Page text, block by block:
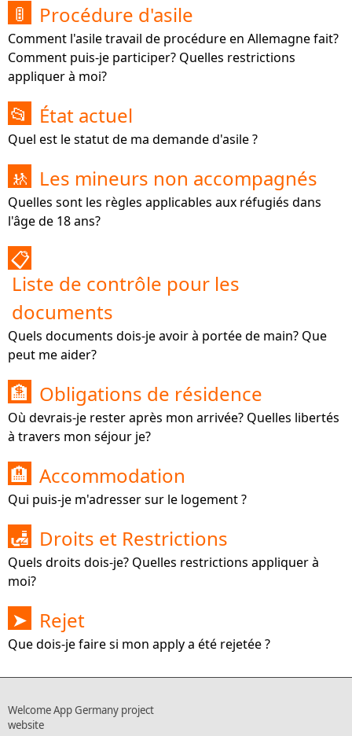
🚦 Procédure d'asile
Comment l'asile travail de procédure en Allemagne fait?
Comment puis-je participer? Quelles restrictions
appliquer à moi?
📂 État actuel
Quel est le statut de ma demande d'asile ?
🚸 Les mineurs non accompagnés
Quelles sont les règles applicables aux réfugiés dans
l'âge de 18 ans?
📋
Liste de contrôle pour les
documents
Quels documents dois-je avoir à portée de main? Que
peut me aider?
🏦 Obligations de résidence
Où devrais-je rester après mon arrivée? Quelles libertés
à travers mon séjour je?
🏨 Accommodation
Qui puis-je m'adresser sur le logement ?
🛃 Droits et Restrictions
Quels droits dois-je? Quelles restrictions appliquer à
moi?
➤ Rejet
Que dois-je faire si mon apply a été rejetée ?
Welcome App Germany project
website